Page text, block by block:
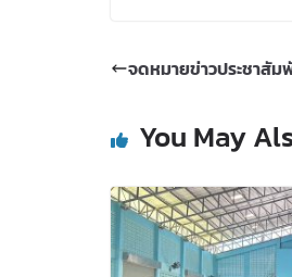
จดหมายข่าวประชาสัม
You May